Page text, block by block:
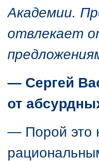
Академии.
отвлекает
— Сергей
от
— Порой это